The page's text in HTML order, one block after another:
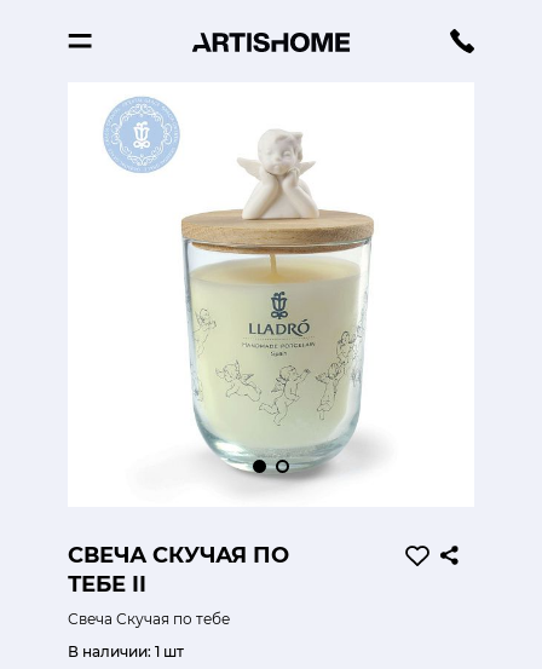
СВЕЧА СКУЧАЯ ПО
ТЕБЕ II
Свеча Скучая по тебе
В наличии: 1 шт